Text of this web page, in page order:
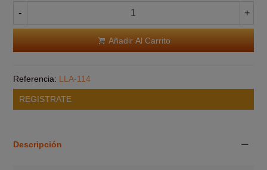
- +
Añadir Al Carrito
Referencia: LLA-114
REGISTRATE
Descripción